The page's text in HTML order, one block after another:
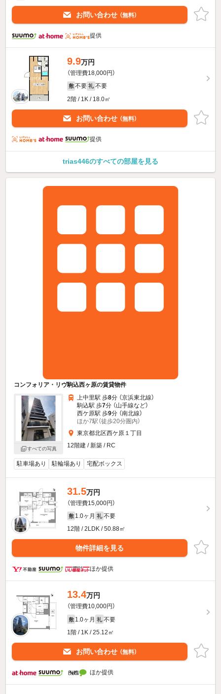
お問い合わせ （無料）
提供
9.9万円
（管理費18,000円）
敷 不要 礼 不要
2階 / 1K / 18.0㎡
お問い合わせ （無料）
提供
trias446のすべての部屋を見る
コンフォリア・リヴ駒込西ヶ原の賃貸物件
すべての写真
上中里駅 歩8分 （京浜東北線）
駒込駅 歩7分 （山手線など）
西ケ原駅 歩9分 （南北線）
ほか7駅（徒歩20分圏内）
東京都北区西ケ原１丁目
12階建 / 新築 / RC
駐車場あり 駐輪場あり 宅配ボックス
31.5万円
（管理費15,000円）
敷 1.0ヶ月 礼 不要
12階 / 2LDK / 50.88㎡
物件詳細を見る
ほか提供
13.4万円
（管理費10,000円）
敷 1.0ヶ月 礼 不要
1階 / 1K / 25.12㎡
お問い合わせ （無料）
ほか提供